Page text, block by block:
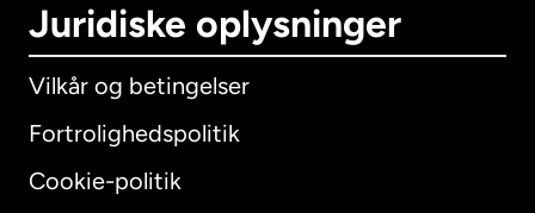
Juridiske oplysninger
Vilkår og betingelser
Fortrolighedspolitik
Cookie-politik